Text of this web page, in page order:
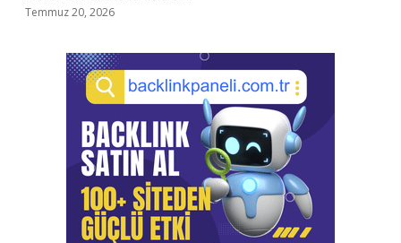
Temmuz 20, 2026